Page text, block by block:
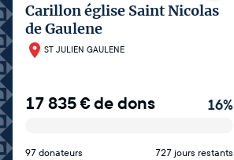
Carillon église Saint Nicolas
de Gaulene
ST JULIEN GAULENE
17 835€de dons 16%
97 donateurs 727 jours restants